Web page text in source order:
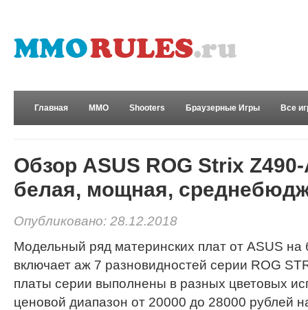
Главная MMO Shooters Браузерные Игры Все
Обзор ASUS ROG Strix
белая, мощная,
Опубликовано: 28.12.2018
Модельный ряд материнских плат от ASUS на
включает аж 7 разновидностей серии ROG
платы серии выполнены в разных цветовых
ценовой диапазон от 20000 до 28000 рублей